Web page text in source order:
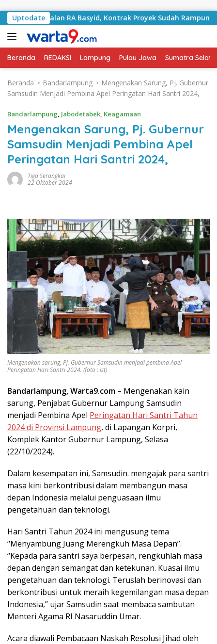
Uptodate
Jalan RA Basyid, Kontrak Proyek Sudah Rampung
Beranda REDAKSI Lampung Pulau Jawa Sumatra
Beranda Bandarlampung
Mengenakan Sarung, Pj. Gubernur
Samsudin Menjadi Pembina Apel Peringatan Hari Santri 2024,
Bandarlampung, Jabodetabek, Keagamaan
Mengenakan Sarung, Pj. Gubernur
Samsudin Menjadi Pembina Apel
Peringatan Hari Santri 2024,
Tiga Serangkai
22 Oktober 2024
Mengenakan sarung, Pj. Gubernur Samsudin menjadi pembina Apel
Peringatan Hari Santri 2024. (foto : ist)
Bandarlampung, Warta9.com – Mengenakan kain
sarung, Penjabat Gubernur Lampung Samsudin
menjadi Pembina Apel Peringatan Hari Santri Tahun
2024 di Provinsi Lampung, di Lapangan Korpri,
Komplek Kantor Gubernur Lampung, Selasa
(22/10/2024).
Dalam kesempatan ini, Samsudin. mengajak para santri
masa kini berkontribusi dalam membangun masa
depan Indonesia melalui penguasaan ilmu
pengetahuan dan teknologi.
Hari Santri Tahun 2024 ini mengusung tema
“Menyambung Juang Merengkuh Masa Depan”.
“Kepada para santri saya berpesan, rengkuhlah masa
depan dengan semangat dan ketekunan. Kuasai ilmu
pengetahuan dan teknologi. Teruslah berinovasi dan
berkontribusi untuk meraih kegemilangan masa depan
Indonesia,” ujar Samsudin saat membaca sambutan
Menteri Agama RI Nasaruddin Umar.
Acara diawali Pembacaan Naskah Resolusi Jihad oleh